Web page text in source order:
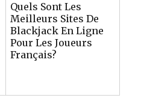
Quels Sont Les
Meilleurs Sites De
Blackjack En Ligne
Pour Les Joueurs
Français?